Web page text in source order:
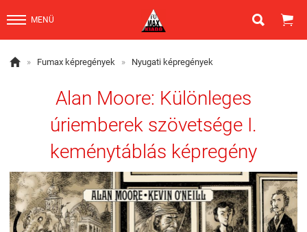
MENÜ  
 » Fumax képregények » Nyugati képregények
Alan Moore: Különleges
úriemberek szövetsége I.
keménytáblás képregény